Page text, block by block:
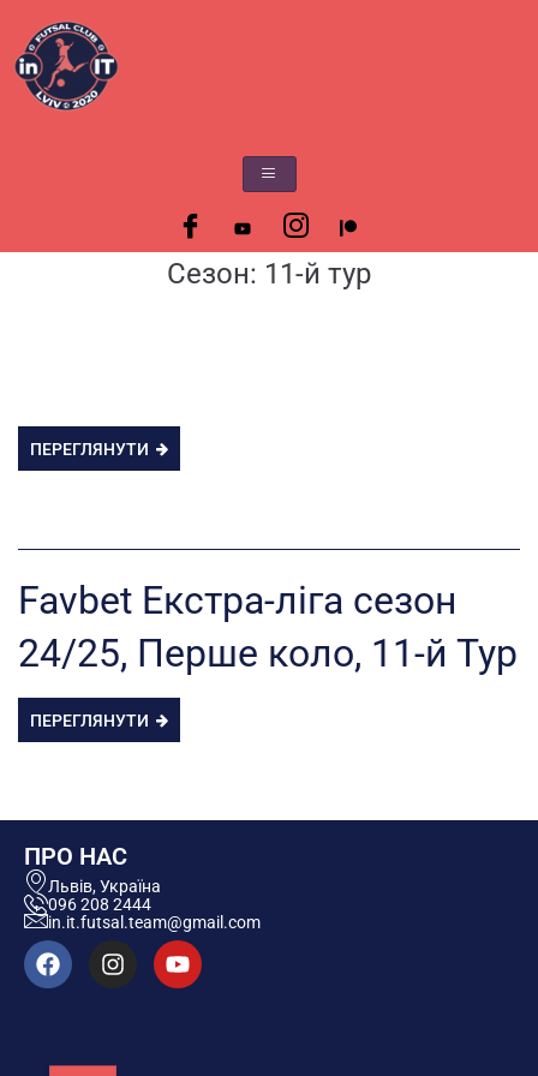
Сезон: 11-й тур
ПЕРЕГЛЯНУТИ
Favbet Екстра-ліга сезон
24/25, Перше коло, 11-й Тур
ПЕРЕГЛЯНУТИ
ПРО НАС
Львів, Україна
096 208 2444
in.it.futsal.team@gmail.com